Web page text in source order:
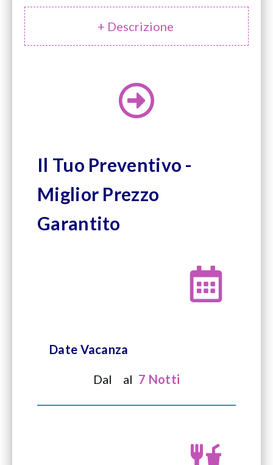
+ Descrizione
Il Tuo Preventivo -
Miglior Prezzo
Garantito
Date Vacanza
Dal al 7 Notti